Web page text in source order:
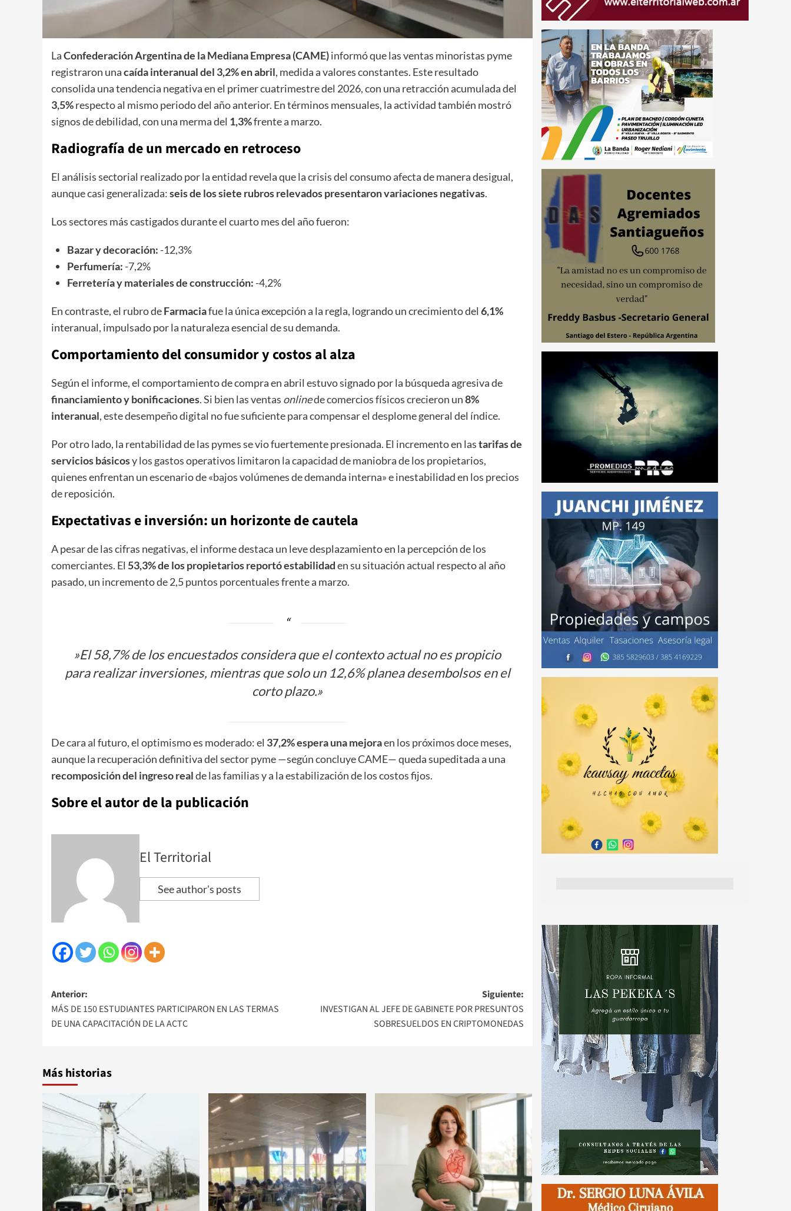
​LaConfederación Argentina de la Mediana Empresa (CAME)informó que las ventas minoristas pyme
registraron unacaída interanual del 3,2% en abril, medida a valores constantes. Este resultado
consolida una tendencia negativa en el primer cuatrimestre del 2026, con una retracción acumulada del
3,5%respecto al mismo periodo del año anterior. En términos mensuales, la actividad también mostró
signos de debilidad, con una merma del 1,3%frente a marzo.
​Radiografía de un mercado en retroceso
​El análisis sectorial realizado por la entidad revela que la crisis del consumo afecta de manera desigual,
aunque casi generalizada:seis de los siete rubros relevados presentaron variaciones negativas.
​Los sectores más castigados durante el cuarto mes del año fueron:
Bazar y decoración: -12,3%
Perfumería: -7,2%
Ferretería y materiales de construcción: -4,2%
​En contraste, el rubro deFarmaciafue la única excepción a la regla, logrando un crecimiento del 6,1%
interanual, impulsado por la naturaleza esencial de su demanda.
​Comportamiento del consumidor y costos al alza
​Según el informe, el comportamiento de compra en abril estuvo signado por la búsqueda agresiva de
financiamiento y bonificaciones. Si bien las ventas onlinede comercios físicos crecieron un8%
interanual, este desempeño digital no fue suficiente para compensar el desplome general del índice.
​Por otro lado, la rentabilidad de las pymes se vio fuertemente presionada. El incremento en lastarifas de
servicios básicosy los gastos operativos limitaron la capacidad de maniobra de los propietarios,
quienes enfrentan un escenario de «bajos volúmenes de demanda interna» e inestabilidad en los precios
de reposición.
​Expectativas e inversión: un horizonte de cautela
​A pesar de las cifras negativas, el informe destaca un leve desplazamiento en la percepción de los
comerciantes. El 53,3% de los propietarios reportó estabilidaden su situación actual respecto al año
pasado, un incremento de 2,5 puntos porcentuales frente a marzo.
​»El 58,7% de los encuestados considera que el contexto actual no es propicio
para realizar inversiones, mientras que solo un 12,6% planea desembolsos en el
corto plazo.»
​De cara al futuro, el optimismo es moderado: el 37,2% espera una mejoraen los próximos doce meses,
aunque la recuperación definitiva del sector pyme —según concluye CAME— queda supeditada a una
recomposición del ingreso realde las familias y a la estabilización de los costos fijos.
Sobre el autor de la publicación
El Territorial
See author's posts
Navegación
de
entradas
Anterior:
​MÁS DE 150 ESTUDIANTES PARTICIPARON EN LAS TERMAS
DE UNA CAPACITACIÓN DE LA ACTC
Siguiente:
INVESTIGAN AL JEFE DE GABINETE POR PRESUNTOS
SOBRESUELDOS EN CRIPTOMONEDAS
Más historias